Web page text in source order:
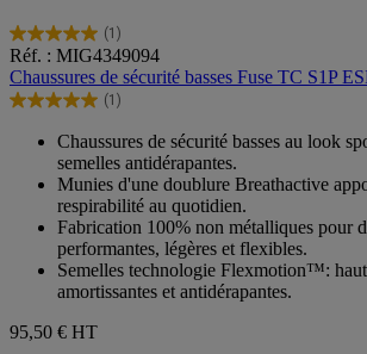
(1)
5.0
sur
5
étoiles.
avis
Réf. : MIG4349094
Chaussures de sécurité basses Fuse TC S1P
(1)
5.0
étoiles.
Chaussures de sécurité basses au look
semelles antidérapantes.
Munies d'une doublure Breathactive
respirabilité au quotidien.
Fabrication 100% non métalliques pour
performantes, légères et flexibles.
Semelles technologie Flexmotion™:
amortissantes et antidérapantes.
95,50 € HT